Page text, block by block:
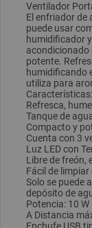
Ventilador
El enfriador de
puede usar
humidificador
acondicionado
potente.
humidificando
utiliza para
Características:
Refresca,
Tanque de
Compacto y
Cuenta con 3
Luz LED con
Libre de freón,
Fácil de
Solo se puede
depósito de
Potencia: 10 W
A Distancia